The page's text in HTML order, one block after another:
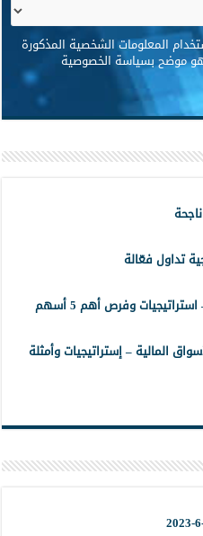
المعلومات الشخصية المذكورة
هو موضح بسياسة الخصوصية
تداول فعّالة
المالية – إستراتيجيات وأمثلة